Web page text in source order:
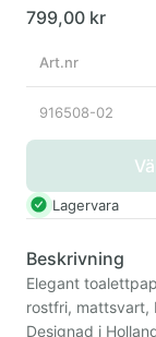
799,00 kr
Art.nr
916508-02
Lagervara
Beskrivning
Elegant
rostfri, mattsvart,
Designad i